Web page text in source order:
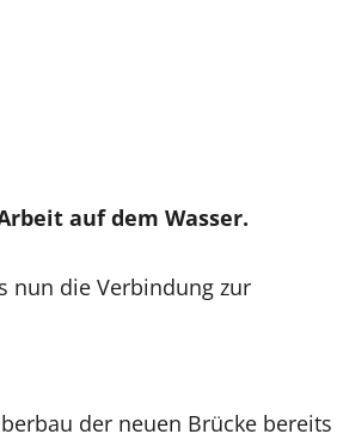
auf dem Wasser.
nun die Verbindung zur
der neuen Brücke bereits